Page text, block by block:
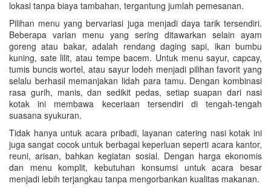
lokasi tanpa biaya tambahan, tergantung jumlah pemesanan.
Pilihan menu yang bervariasi juga menjadi daya tarik tersendiri.
Beberapa varian menu yang sering ditawarkan selain ayam
goreng atau bakar, adalah rendang daging sapi, ikan bumbu
kuning, sate lilit, atau tempe bacem. Untuk menu sayur, capcay,
tumis buncis wortel, atau sayur lodeh menjadi pilihan favorit yang
selalu berhasil memanjakan lidah para tamu. Dengan kombinasi
rasa gurih, manis, dan sedikit pedas, setiap suapan dari nasi
kotak ini membawa keceriaan tersendiri di tengah-tengah
suasana syukuran.
Tidak hanya untuk acara pribadi, layanan catering nasi kotak ini
juga sangat cocok untuk berbagai keperluan seperti acara kantor,
reuni, arisan, bahkan kegiatan sosial. Dengan harga ekonomis
dan menu komplit, kebutuhan konsumsi untuk acara besar
menjadi lebih terjangkau tanpa mengorbankan kualitas makanan.